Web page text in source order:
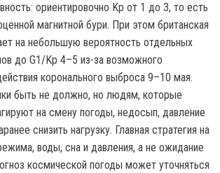
ориентировочно Kp от 1 до 3, то есть
магнитной бури. При этом британская
на небольшую вероятность отдельных
до G1/Kp 4–5 из-за возможного
коронального выброса 9–10 мая.
быть не должно, но людям, которые
на смену погоды, недосып, давление
снизить нагрузку. Главная стратегия на
воды, сна и давления, а не ожидание
космической погоды может уточняться